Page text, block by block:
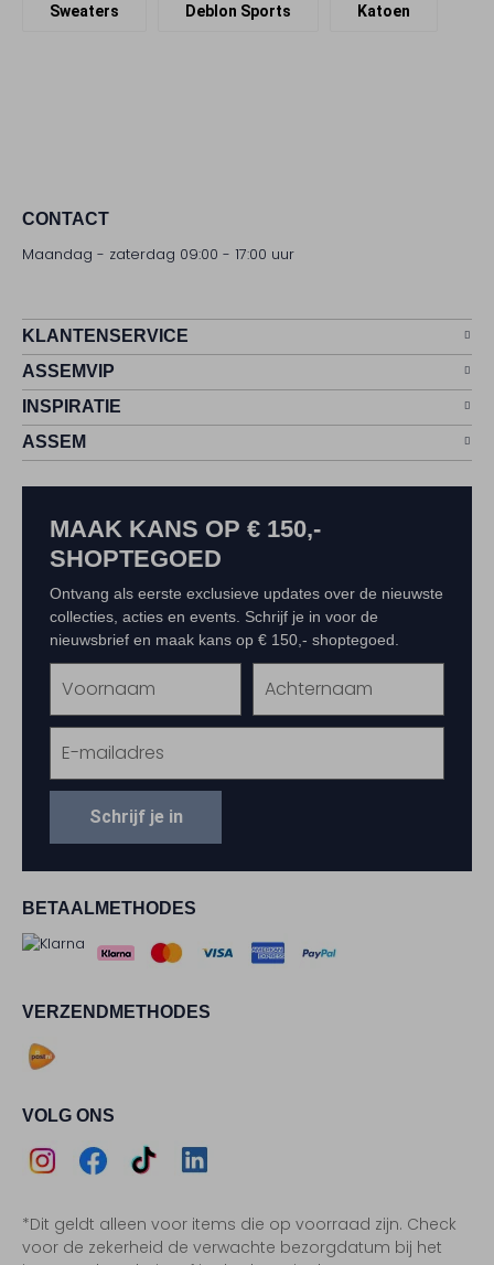
Sweaters Deblon Sports Katoen
CONTACT
Maandag - zaterdag 09:00 - 17:00 uur
KLANTENSERVICE
ASSEMVIP
INSPIRATIE
ASSEM
BETAALMETHODES
VERZENDMETHODES
VOLG ONS
Instagram
Facebook
TikTokLinkedIn
*Dit geldt alleen voor items die op voorraad zijn. Check
voor de zekerheid de verwachte bezorgdatum bij het
MAAK KANS OP € 150,-
SHOPTEGOED
Ontvang als eerste exclusieve updates over de nieuwste
collecties, acties en events. Schrijf je in voor de
nieuwsbrief en maak kans op € 150,- shoptegoed.
Schrijf je in